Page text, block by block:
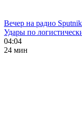
Вечер на радио Sputnik
Удары по
04:04
24 мин